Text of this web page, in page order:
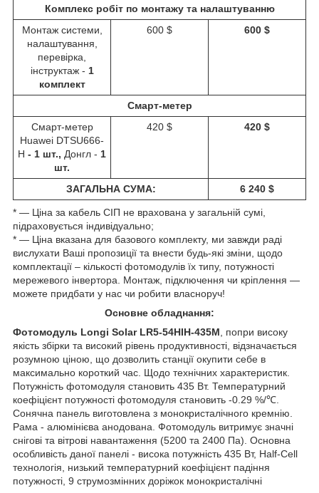
Комплекс робіт по монтажу та налаштуванню
Монтаж системи,
налаштування,
перевірка,
інструктаж - 1
комплект
600 $ 600 $
Смарт-метер
Смарт-метер
Huawei DTSU666-
H - 1 шт., Донгл - 1
шт.
420 $ 420 $
ЗАГАЛЬНА СУМА: 6 240 $
* ― Ціна за кабель СІП не врахована у загальній сумі,
підраховується індивідуально;
* ― Ціна вказана для базового комплекту, ми завжди раді
вислухати Ваші пропозиції та внести будь-які зміни, щодо
комплектації – кількості фотомодулів їх типу, потужності
мережевого інвертора. Монтаж, підключення чи кріплення ―
можете придбати у нас чи робити власноруч!
Основне обладнання:
Фотомодуль Longi Solar LR5-54HIH-435M , попри високу
якість збірки та високий рівень продуктивності, відзначається
розумною ціною, що дозволить станції окупити себе в
максимально короткий час. Щодо технічних характеристик.
Потужність фотомодуля становить 435 Вт. Температурний
коефіцієнт потужності фотомодуля становить -0.29 %/℃.
Сонячна панель виготовлена з монокристалічного кремнію.
Рама - алюмінієва анодована. Фотомодуль витримує значні
снігові та вітрові навантаження (5200 та 2400 Па). Основна
особливість даної панелі - висока потужність 435 Вт, Half-Cell
технологія, низький температурний коефіцієнт падіння
потужності, 9 струмозмінних доріжок монокристалічні